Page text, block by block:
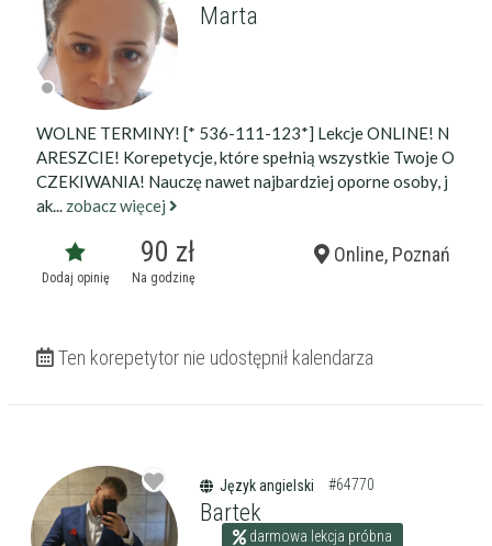
Marta
WOLNE TERMINY! [* 536-111-123*] Lekcje ONLINE! N
ARESZCIE! Korepetycje, które spełnią wszystkie Twoje O
CZEKIWANIA! Nauczę nawet najbardziej oporne osoby, j
ak... zobacz więcej
Dodaj opinię
90 zł
Na godzinę
Online, Poznań
Ten korepetytor nie udostępnił kalendarza
Język angielski #64770
Bartek
darmowa lekcja próbna